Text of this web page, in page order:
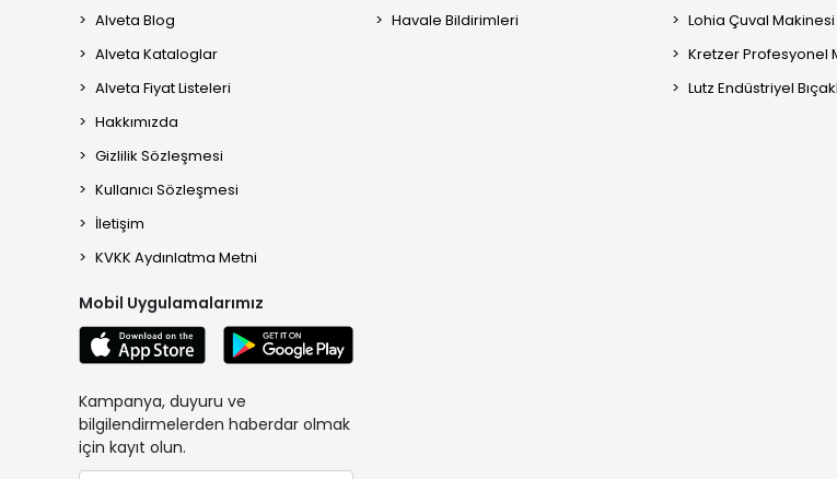
Alveta Blog
Alveta Kataloglar
Alveta Fiyat Listeleri
Hakkımızda
Gizlilik Sözleşmesi
Kullanıcı Sözleşmesi
İletişim
KVKK Aydınlatma Metni
Mobil Uygulamalarımız
Kampanya, duyuru ve
bilgilendirmelerden haberdar olmak
için kayıt olun.
Havale Bildirimleri
Lohia Çuval
Kretzer Profesyonel
Lutz Endüstriyel